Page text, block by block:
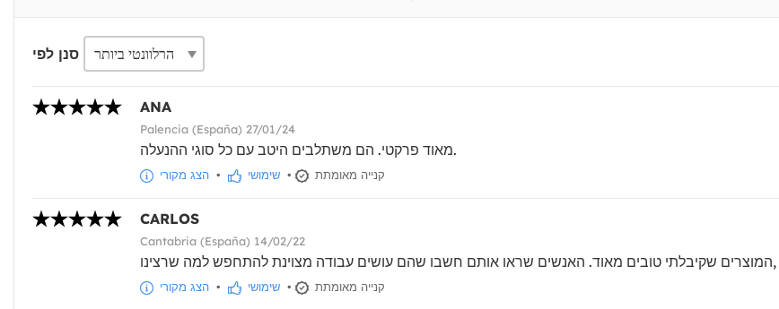
סנן לפי
ANA
Palencia (España) 27/01/24
מאוד פרקטי. הם משתלבים היטב עם כל סוגי ההנעלה.
הצג מקורי • שימושי • קנייה מאומתת
CARLOS
Cantabria (España) 14/02/22
המוצרים שקיבלתי טובים מאוד. האנשים שראו אותם חשבו שהם עושים עבודה מצוינת להתחפש למה שרצינו,
הצג מקורי • שימושי • קנייה מאומתת